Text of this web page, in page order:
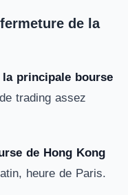
de la
la principale bourse
trading assez
de Hong Kong
heure de Paris.